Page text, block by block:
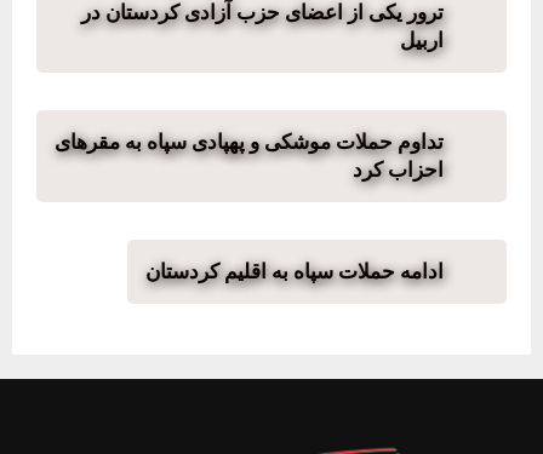
ترور یکی از اعضای حزب آزادی کردستان در
اربیل
تداوم حملات موشکی و پهپادی سپاه به مقرهای
احزاب کرد
ادامه حملات سپاه به اقلیم کردستان